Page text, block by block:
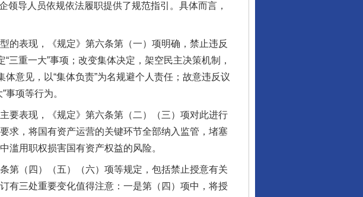
导人员依规依法履职提供了规范指引。具体而言，
表现，《规定》第六条第（一）项明确，禁止违反
三重一大”事项；改变集体决定，架空民主决策机制，
意见，以“集体负责”为名规避个人责任；故意违反议
项等行为。
表现，《规定》第六条第（二）（三）项对此进行
求，将国有资产运营的关键环节全部纳入监管，堵塞
滥用职权损害国有资产权益的风险。
（四）（五）（六）项等规定，包括禁止授意有关
有三处重要变化值得注意：一是第（四）项中，将授